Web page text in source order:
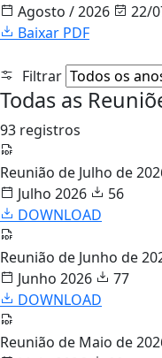
Agosto / 2026 22/
Baixar PDF
Filtrar
Todas as
93 registros
Reunião de Julho de
Julho 2026
56
DOWNLOAD
Reunião de Junho de
Junho 2026
77
DOWNLOAD
Reunião de Maio de